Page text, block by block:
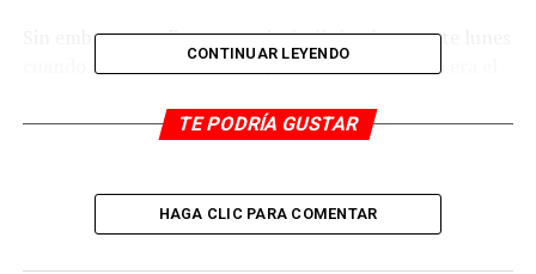
Sin embargo, nadie supo nada de él sino hasta este lunes
cuando la familia confirmó que el cuerpo hallado era el
De la unidad de alquiler se desconoce su paradero.
CONTINUAR LEYENDO
TE PODRÍA GUSTAR
HAGA CLIC PARA COMENTAR